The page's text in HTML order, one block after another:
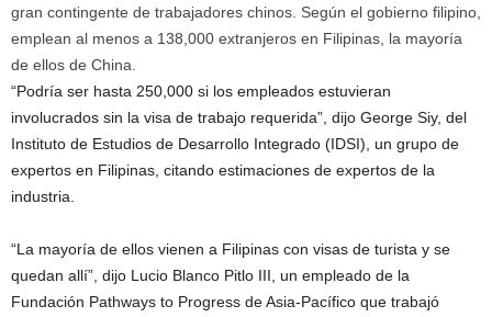
gran contingente de trabajadores chinos. Según el gobierno filipino,
emplean al menos a 138,000 extranjeros en Filipinas, la mayoría
de ellos de China.
“Podría ser hasta 250,000 si los empleados estuvieran
involucrados sin la visa de trabajo requerida”, dijo George Siy, del
Instituto de Estudios de Desarrollo Integrado (IDSI), un grupo de
expertos en Filipinas, citando estimaciones de expertos de la
industria.
“La mayoría de ellos vienen a Filipinas con visas de turista y se
quedan allí”, dijo Lucio Blanco Pitlo III, un empleado de la
Fundación Pathways to Progress de Asia-Pacífico que trabajó